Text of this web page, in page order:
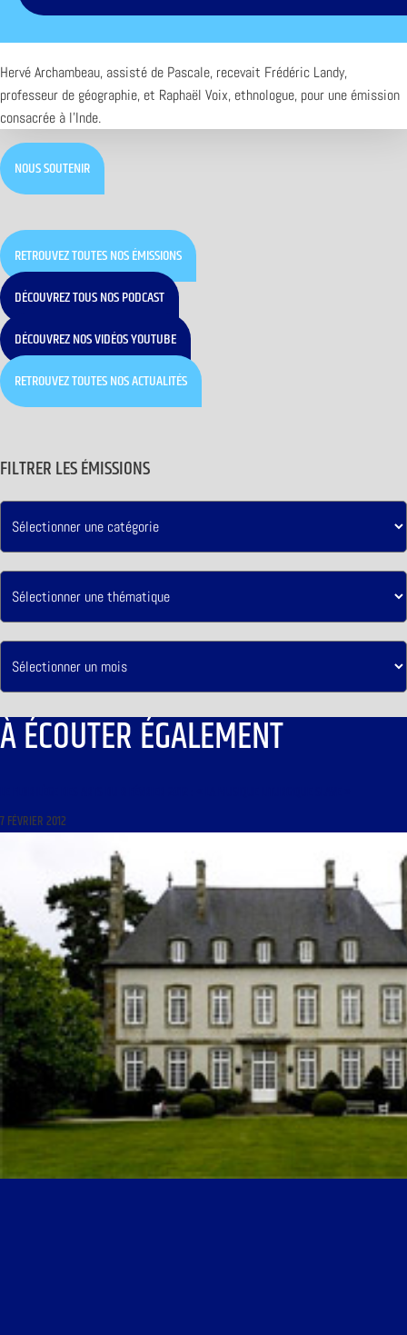
Hervé Archambeau, assisté de Pascale, recevait Frédéric Landy,
professeur de géographie, et Raphaël Voix, ethnologue, pour une émission
consacrée à l’Inde.
NOUS SOUTENIR
RETROUVEZ TOUTES NOS ÉMISSIONS
DÉCOUVREZ TOUS NOS PODCAST
DÉCOUVREZ NOS VIDÉOS YOUTUBE
RETROUVEZ TOUTES NOS ACTUALITÉS
FILTRER LES ÉMISSIONS
À ÉCOUTER ÉGALEMENT
7 FÉVRIER 2012